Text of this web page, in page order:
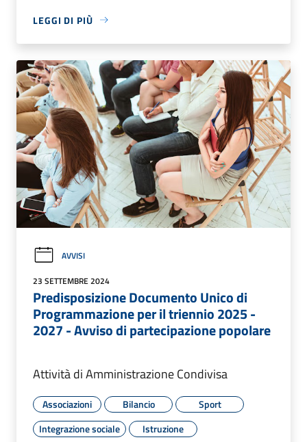
LEGGI DI PIÙ
AVVISI
23 SETTEMBRE 2024
Predisposizione Documento Unico di
Programmazione per il triennio 2025 -
2027 - Avviso di partecipazione popolare
Attività di Amministrazione Condivisa
Associazioni Bilancio
Sport
Integrazione sociale
Istruzione